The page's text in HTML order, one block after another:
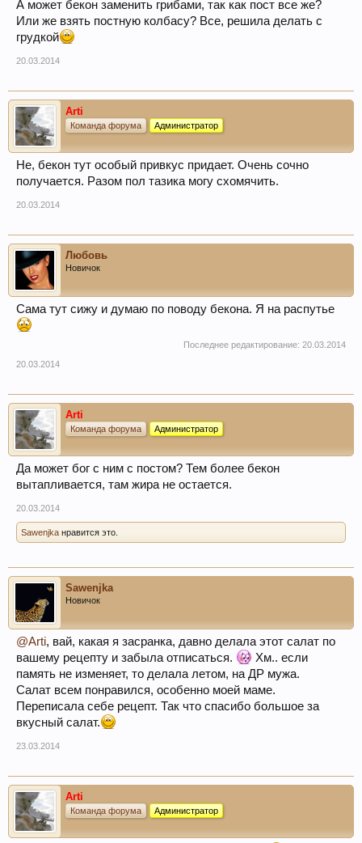
А может бекон заменить грибами, так как пост все же?
Или же взять постную колбасу? Все, решила делать с
грудкой
20.03.2014
Arti
Команда форума Администратор
Не, бекон тут особый привкус придает. Очень сочно
получается. Разом пол тазика могу схомячить.
20.03.2014
Любовь
Новичок
Сама тут сижу и думаю по поводу бекона. Я на распутье
Последнее редактирование: 20.03.2014
20.03.2014
Arti
Команда форума Администратор
Да может бог с ним с постом? Тем более бекон
вытапливается, там жира не остается.
20.03.2014
Sawenjka нравится это.
Sawenjka
Новичок
@Arti, вай, какая я засранка, давно делала этот салат по
вашему рецепту и забыла отписаться.
Хм.. если
память не изменяет, то делала летом, на ДР мужа.
Салат всем понравился, особенно моей маме.
Переписала себе рецепт. Так что спасибо большое за
вкусный салат.
23.03.2014
Arti
Команда форума Администратор